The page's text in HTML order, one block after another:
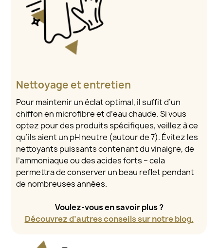
Nettoyage et entretien
Pour maintenir un éclat optimal, il suffit d’un
chiffon en microfibre et d’eau chaude. Si vous
optez pour des produits spécifiques, veillez à ce
qu’ils aient un pH neutre (autour de 7). Évitez les
nettoyants puissants contenant du vinaigre, de
l’ammoniaque ou des acides forts – cela
permettra de conserver un beau reflet pendant
de nombreuses années.
Voulez-vous en savoir plus ?
Découvrez d’autres conseils sur notre blog.